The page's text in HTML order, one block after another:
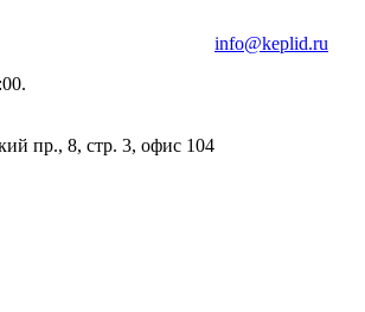
пр., 8, стр. 3, офис 104
info@keplid.ru